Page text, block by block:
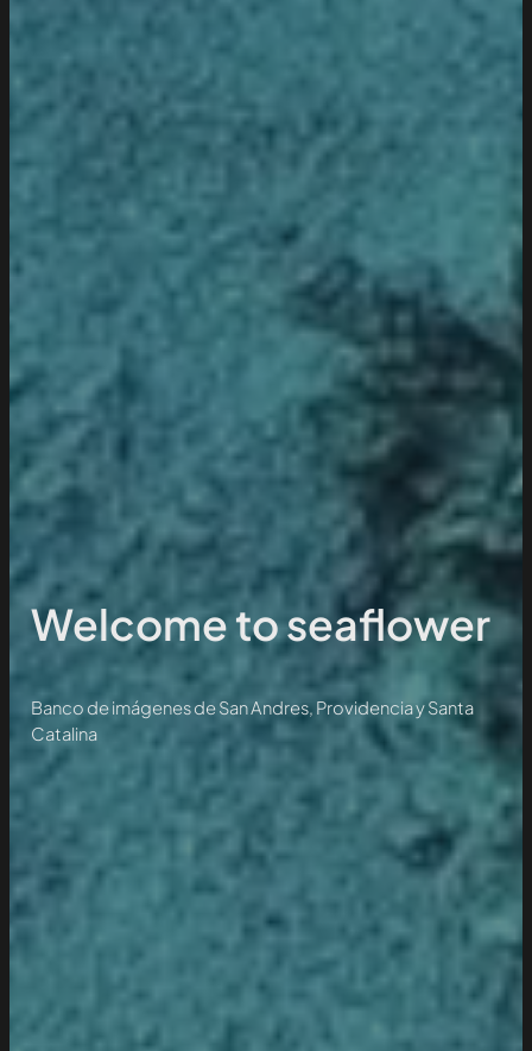
Welcome to seaflower
Banco de imágenes de San Andres, Providencia y Santa
Catalina